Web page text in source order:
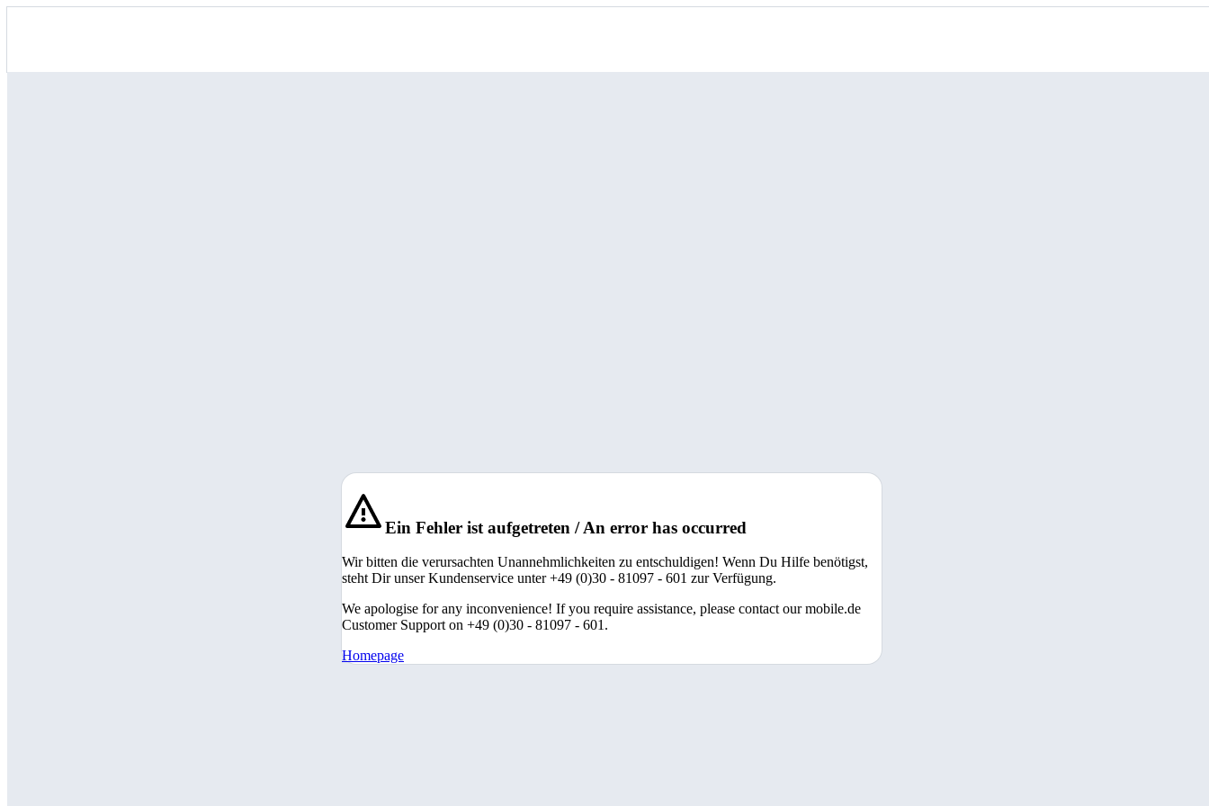
Ein Fehler ist aufgetreten / An error has occurred
Wir bitten die verursachten Unannehmlichkeiten zu entschuldigen! Wenn Du Hilfe benötigst,
steht Dir unser Kundenservice unter +49 (0)30 - 81097 - 601 zur Verfügung.
We apologise for any inconvenience! If you require assistance, please contact our mobile.de
Customer Support on +49 (0)30 - 81097 - 601.
Homepage